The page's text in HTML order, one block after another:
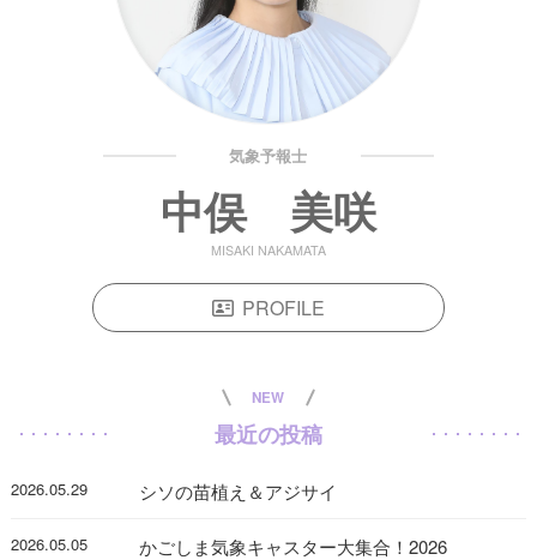
気象予報士
中俣 美咲
MISAKI NAKAMATA
PROFILE
NEW
最近の投稿
2026.05.29 シソの苗植え＆アジサイ
2026.05.05 かごしま気象キャスター大集合！2026